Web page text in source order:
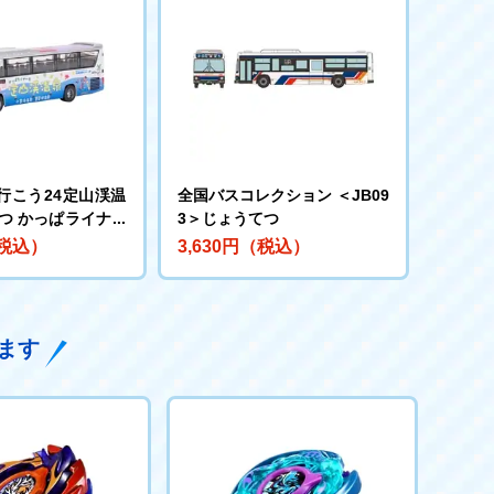
こう24定山渓温
かっぱライナー
込）
全国バスコレクション ＜JB09
3＞じょうてつ
3,630円（税込）
す